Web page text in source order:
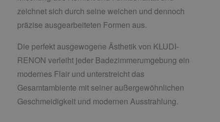
zeichnet sich durch seine weichen und dennoch
präzise ausgearbeiteten Formen aus.
Die perfekt ausgewogene Ästhetik von KLUDI-
RENON verleiht jeder Badezimmerumgebung ein
modernes Flair und unterstreicht das
Gesamtambiente mit seiner außergewöhnlichen
Geschmeidigkeit und modernen Ausstrahlung.